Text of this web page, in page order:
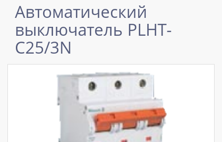
Автоматический
выключатель PLHT-
C25/3N